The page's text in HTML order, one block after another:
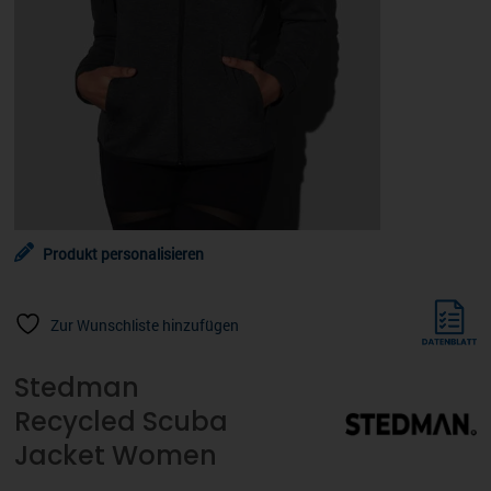
Produkt personalisieren
Zur Wunschliste hinzufügen
Stedman
Recycled Scuba
Jacket Women